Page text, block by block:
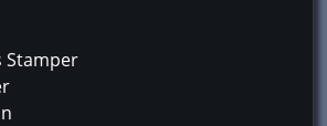
Stamper